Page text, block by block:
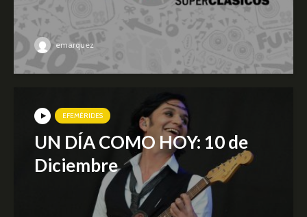
emarquez
EFEMÉRIDES
UN DÍA COMO HOY: 10 de
Diciembre